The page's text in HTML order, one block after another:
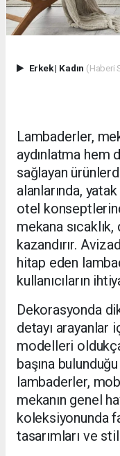
Erkek| Kadın (Haberi
Lambaderler,
aydınlatma hem
sağlayan
alanlarında,
otel
mekana
kazandırır.
hitap eden
kullanıcıların
Dekorasyonda
detayı arayanlar
modelleri
başına
lambaderler,
mekanın genel
koleksiyonunda
tasarımları ve